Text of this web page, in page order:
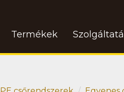
Termékek